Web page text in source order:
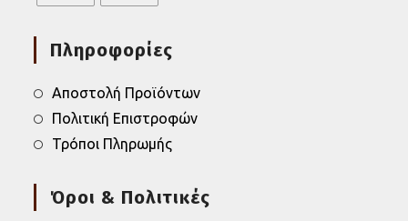
in
tab
a
tab
Πληροφορίες
Αποστολή Προϊόντων
Πολιτική Επιστροφών
Τρόποι Πληρωμής
Όροι & Πολιτικές